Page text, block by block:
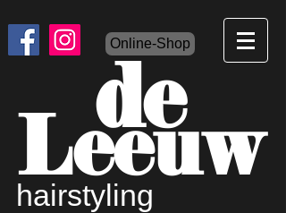
de
hairstyling
Leeuw
Online-Shop